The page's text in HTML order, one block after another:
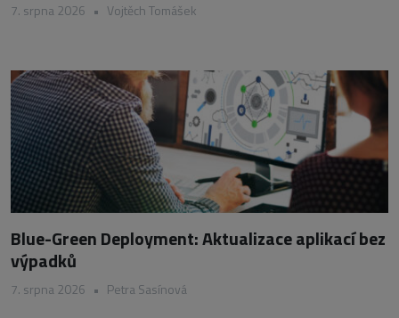
7. srpna 2026 • Vojtěch Tomášek
Blue-Green Deployment: Aktualizace aplikací bez
výpadků
7. srpna 2026 • Petra Sasínová